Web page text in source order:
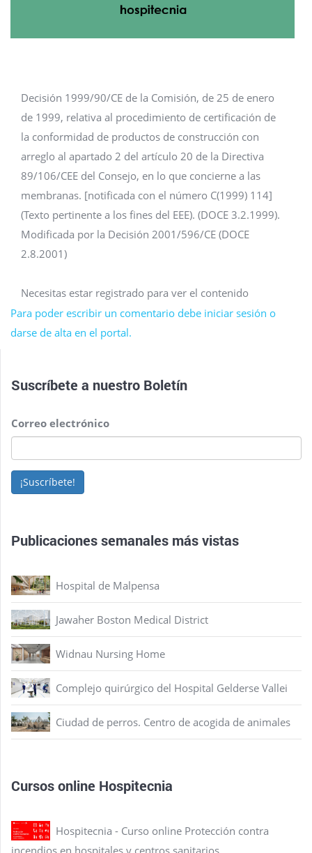
Decisión 1999/90/CE de la Comisión, de 25 de enero
de 1999, relativa al procedimiento de certificación de
la conformidad de productos de construcción con
arreglo al apartado 2 del artículo 20 de la Directiva
89/106/CEE del Consejo, en lo que concierne a las
membranas. [notificada con el número C(1999) 114]
(Texto pertinente a los fines del EEE). (DOCE 3.2.1999).
Modificada por la Decisión 2001/596/CE (DOCE
2.8.2001)
Necesitas estar registrado para ver el contenido
Para poder escribir un comentario debe iniciar sesión o
darse de alta en el portal.
Suscríbete a nuestro Boletín
Correo electrónico
¡Suscríbete!
Publicaciones semanales más vistas
Hospital de Malpensa
Jawaher Boston Medical District
Widnau Nursing Home
Complejo quirúrgico del Hospital Gelderse Vallei
Ciudad de perros. Centro de acogida de animales
Cursos online Hospitecnia
Hospitecnia - Curso online Protección contra
incendios en hospitales y centros sanitarios